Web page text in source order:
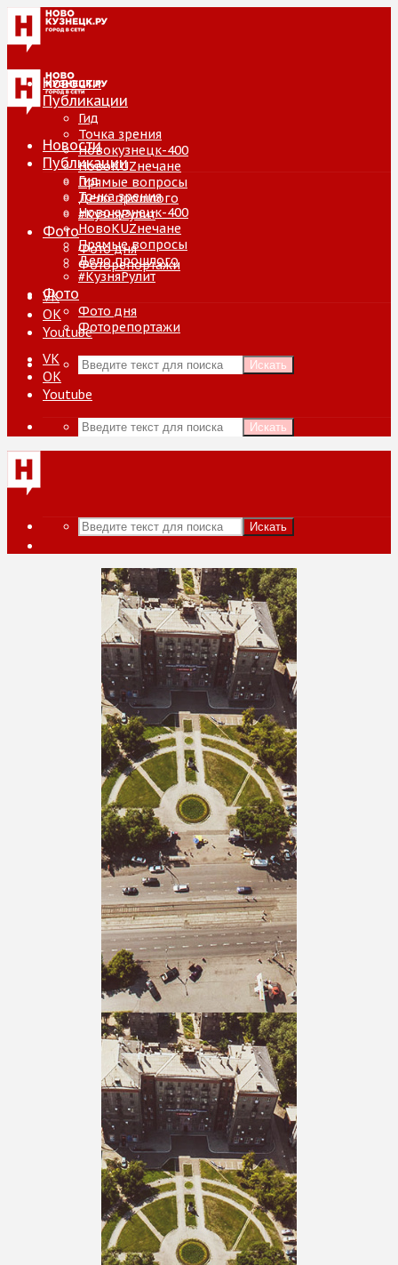
Новости
Публикации
Гид
Точка зрения
Новокузнецк-400
НовоKUZнечане
Прямые вопросы
Дело прошлого
#КузняРулит
Фото
Фото дня
Фоторепортажи
VK
ОК
Youtube
Искать
Новости
Публикации
Гид
Точка зрения
Новокузнецк-400
НовоKUZнечане
Прямые вопросы
Дело прошлого
#КузняРулит
Фото
Фото дня
Фоторепортажи
VK
ОК
Youtube
Искать
Искать